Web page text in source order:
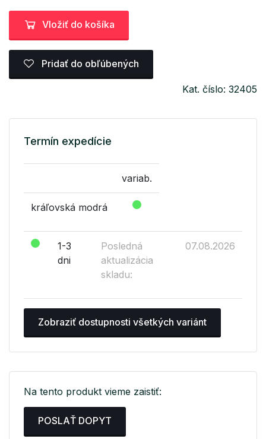
Vložiť do košíka
Pridať do obľúbených
Kat. číslo: 32405
Termín expedície
variab.
kráľovská modrá
1-3
dni
Posledná
aktualizácia
skladu:
07.08.2026
Zobraziť dostupnosti všetkých variánt
Na tento produkt vieme zaistiť:
POSLAŤ DOPYT